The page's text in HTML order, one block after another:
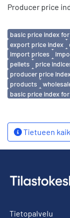
Producer price
Avainsanat
basic price index
export price index
import prices
pellets
price
producer price
products
basic price index
Tietueen
Tietopalvelu